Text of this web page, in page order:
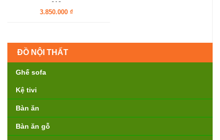
012
3.850.000 ₫
ĐỒ NỘI THẤT
Ghế sofa
Kệ tivi
Bàn ăn
Bàn ăn gỗ